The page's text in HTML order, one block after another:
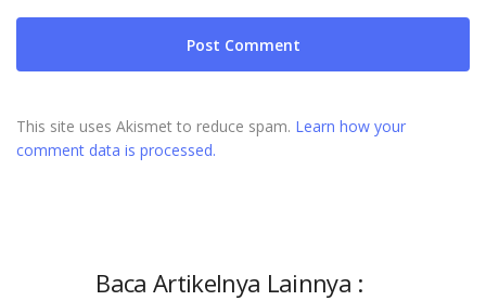
This site uses Akismet to reduce spam. Learn how your
comment data is processed.
Baca Artikelnya Lainnya :